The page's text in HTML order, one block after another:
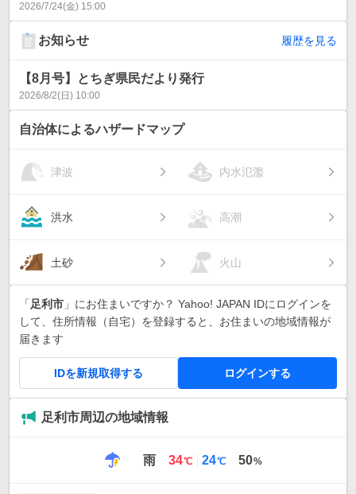
2026/7/24(金) 15:00
お知らせ 履歴を見る
【8月号】とちぎ県民だより発行
2026/8/2(日) 10:00
自治体によるハザードマップ
津波 内水氾濫
洪水 高潮
土砂 火山
「 足利市 」にお住まいですか？ Yahoo! JAPAN IDにログインを
して、住所情報（自宅）を登録すると、お住まいの地域情報が
届きます
IDを新規取得する ログインする
足利市周辺の地域情報
雨
最
34℃
最
24℃ 50%